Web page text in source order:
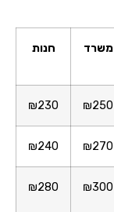
משרד חנות
₪250
₪230
₪270
₪240
₪300
₪280